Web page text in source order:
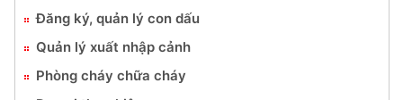
Đăng ký, quản lý con dấu
Quản lý xuất nhập cảnh
Phòng cháy chữa cháy